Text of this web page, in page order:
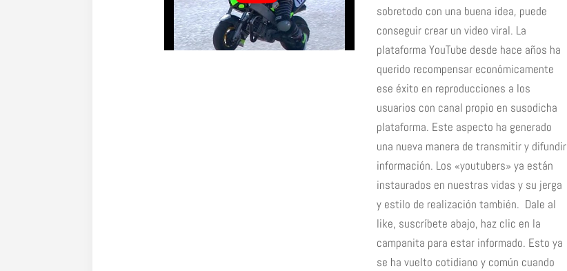
sobretodo con una buena idea, puede
conseguir crear un video viral. La
plataforma YouTube desde hace años ha
querido recompensar económicamente
ese éxito en reproducciones a los
usuarios con canal propio en susodicha
plataforma. Este aspecto ha generado
una nueva manera de transmitir y difundir
información. Los «youtubers» ya están
instaurados en nuestras vidas y su jerga
y estilo de realización también. Dale al
like, suscríbete abajo, haz clic en la
campanita para estar informado. Esto ya
se ha vuelto cotidiano y común cuando